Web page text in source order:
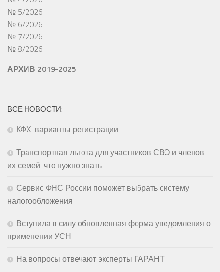
№ 5/2026
№ 6/2026
№ 7/2026
№ 8/2026
АРХИВ 2019-2025
ВСЕ НОВОСТИ:
КФХ: варианты регистрации
Транспортная льгота для участников СВО и членов
их семей: что нужно знать
Сервис ФНС России поможет выбрать систему
налогообложения
Вступила в силу обновленная форма уведомления о
применении УСН
На вопросы отвечают эксперты ГАРАНТ